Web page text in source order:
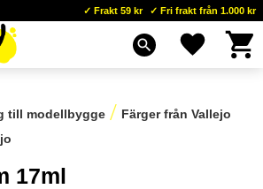
Frakt 59 kr Fri frakt från 1.000 kr
search Favoriter
till modellbygge
Färger från Vallejo
17ml